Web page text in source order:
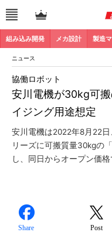
組み込み開発 メカ設計 製造
ニュース
安川電機が30kg可
イジング用途想定
協働ロボット
安川電機は2022年8月22
リーズに可搬質量30kgの
し、同日からオープン価
Share Post